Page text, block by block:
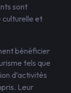
sont
culturelle et
bénéficier
tels que
d’activités
Leur